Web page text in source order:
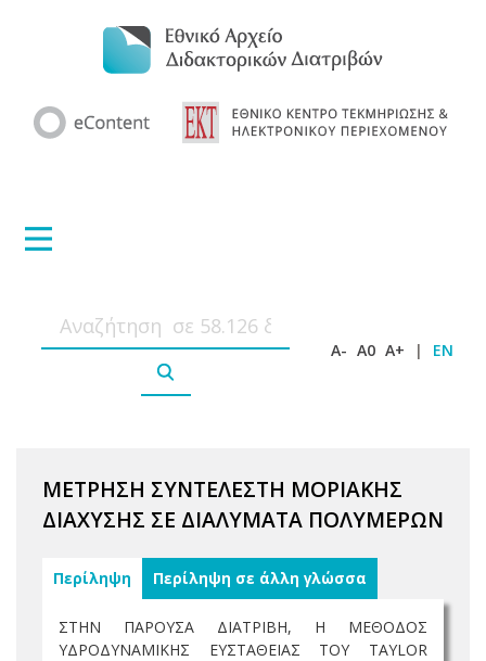
A- A0 A+ | EN
ΜΕΤΡΗΣΗ ΣΥΝΤΕΛΕΣΤΗ ΜΟΡΙΑΚΗΣ
ΔΙΑΧΥΣΗΣ ΣΕ ΔΙΑΛΥΜΑΤΑ ΠΟΛΥΜΕΡΩΝ
Περίληψη Περίληψη σε άλλη γλώσσα
ΣΤΗΝ ΠΑΡΟΥΣΑ ΔΙΑΤΡΙΒΗ, Η ΜΕΘΟΔΟΣ
ΥΔΡΟΔΥΝΑΜΙΚΗΣ ΕΥΣΤΑΘΕΙΑΣ ΤΟΥ TAYLOR